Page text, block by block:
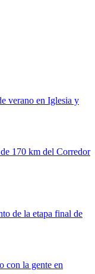
verano en Iglesia y
170 km del Corredor
de la etapa final de
con la gente en